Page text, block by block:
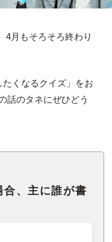
4月もそろそろ終わり
くなるクイズ」をお
話のタネにぜひどう
合、主に誰が書